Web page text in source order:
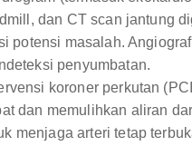
dan CT scan jantung
potensi masalah.
penyumbatan.
koroner perkutan
dan memulihkan aliran
menjaga arteri tetap